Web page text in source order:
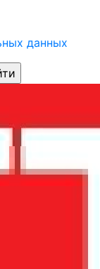
данных